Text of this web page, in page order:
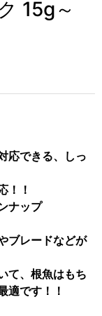
15g～
応できる、しっ
！！
ナップ
ブレードなどが
て、根魚はもち
適です！！